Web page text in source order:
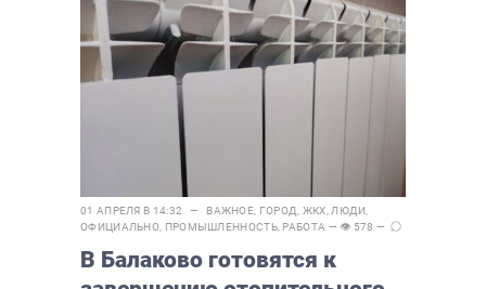
01 АПРЕЛЯ В 14:32 — ВАЖНОЕ ГОРОД ЖКХ ЛЮДИ
ОФИЦИАЛЬНО ПРОМЫШЛЕННОСТЬ, РАБОТА — 👁 578 —
В Балаково готовятся к